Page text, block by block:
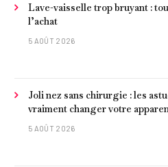
Lave-vaisselle trop bruyant :
l’achat
5 AOÛT 2026
Joli nez sans chirurgie : les
vraiment changer votre
5 AOÛT 2026